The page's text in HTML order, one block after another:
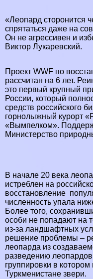
«Леопард сторонится
спрятаться даже на
Он не агрессивен и
Виктор Лукаревский.
Проект WWF по
рассчитан на 6 лет.
это первый крупный
России, который
средств российского
горнолыжный курорт
«Вымпелком».
Министерство
В начале 20 века
истрeблен на
восстановление
численность упала
Более того,
особи не попадают на
из-за ландшафтных
решение проблемы –
леопарда из
разведению
группировки в
Туркменистане звери.